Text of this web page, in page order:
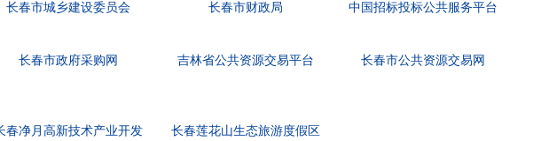
长春市城乡建设委员会 长春市财政局 中国招标投标公共服务平台
长春市政府采购网 吉林省公共资源交易平台 长春市公共资源交易网
春净月高新技术产业开发
长春莲花山生态旅游度假区